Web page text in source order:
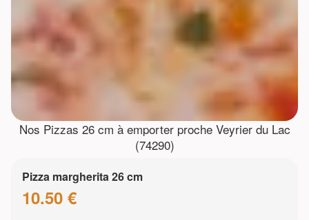
Nos Pizzas 26 cm à emporter proche Veyrier du Lac
(74290)
Pizza margherita 26 cm
10.50 €